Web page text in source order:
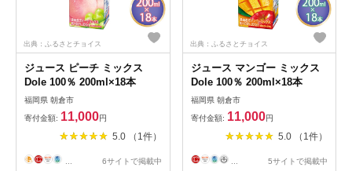
出典：ふるさとチョイス
ジュース ピーチ ミックス
Dole 100％ 200ml×18本
福岡県 朝倉市
寄付金額: 11,000円
5.0 （1件）
6サイトで掲載中
出典：ふるさとチョイス
ジュース マンゴー ミックス
Dole 100％ 200ml×18本
福岡県 朝倉市
寄付金額: 11,000円
5.0 （1件）
5サイトで掲載中